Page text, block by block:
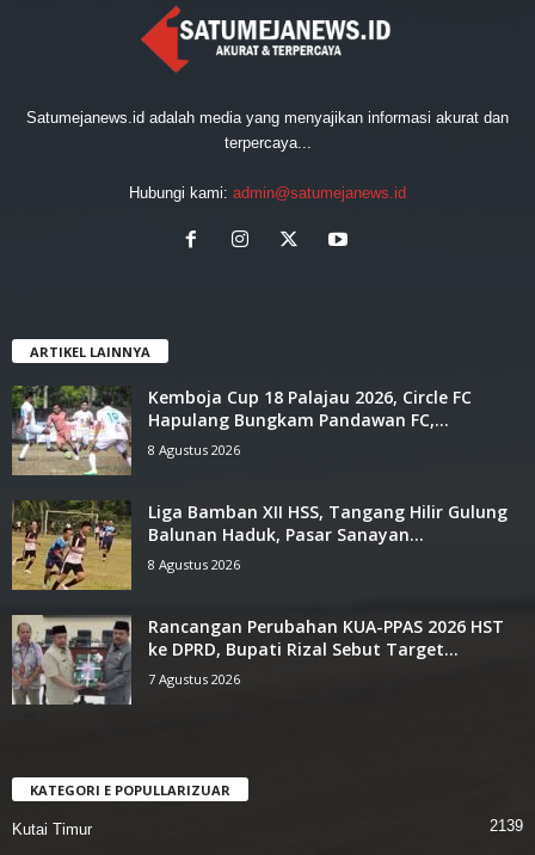
Satumejanews.id adalah media yang menyajikan informasi akurat dan
terpercaya...
Hubungi kami: admin@satumejanews.id
ARTIKEL LAINNYA
Kemboja Cup 18 Palajau 2026, ‎Circle FC
Hapulang Bungkam ‎Pandawan FC,...
8 Agustus 2026
Liga Bamban XII HSS, Tangang ‎Hilir Gulung
Balunan Haduk, ‎Pasar Sanayan...
8 Agustus 2026
Rancangan Perubahan KUA-PPAS ‎2026 HST
ke DPRD, Bupati Rizal ‎Sebut Target...
7 Agustus 2026
KATEGORI E POPULLARIZUAR
Kutai Timur
2139